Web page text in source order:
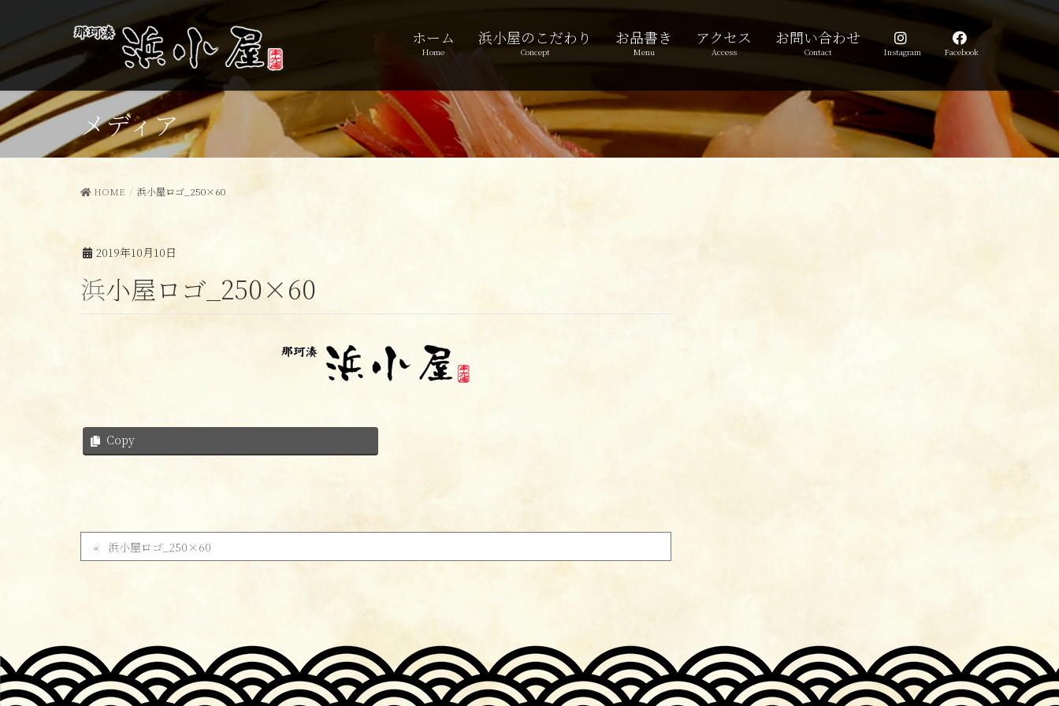
ホーム
Home
浜小屋のこだわり
Concept
お品書き
Menu
アクセス
Access
お問い合わせ
Contact Instagram Facebook
メディア
HOME 浜小屋ロゴ_250×60
2019年10月10日
浜小屋ロゴ_250×60
Copy
浜小屋ロゴ_250×60